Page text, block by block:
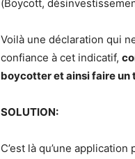
(Boycott,
Voilà une déclaration qui
confiance à cet indicatif,
boycotter et ainsi faire un
SOLUTION:
C’est là qu’une